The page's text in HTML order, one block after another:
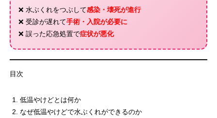
❌ 水ぶくれをつぶして感染・壊死が進行
❌ 受診が遅れて手術・入院が必要に
❌ 誤った応急処置で症状が悪化
目次
低温やけどとは何か
なぜ低温やけどで水ぶくれができるのか